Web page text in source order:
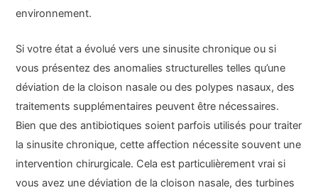
environnement.
Si votre état a évolué vers une sinusite chronique ou si
vous présentez des anomalies structurelles telles qu’une
déviation de la cloison nasale ou des polypes nasaux, des
traitements supplémentaires peuvent être nécessaires.
Bien que des antibiotiques soient parfois utilisés pour traiter
la sinusite chronique, cette affection nécessite souvent une
intervention chirurgicale. Cela est particulièrement vrai si
vous avez une déviation de la cloison nasale, des turbines